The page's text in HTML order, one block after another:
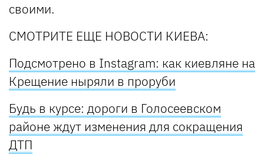
своими.
СМОТРИТЕ ЕЩЕ НОВОСТИ КИЕВА:
Подсмотрено в Instagram: как киевляне на
Крещение ныряли в проруби
Будь в курсе: дороги в Голосеевском
районе ждут изменения для сокращения
ДТП